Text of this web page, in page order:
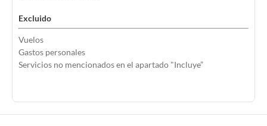
Excluido
Vuelos
Gastos personales
Servicios no mencionados en el apartado "Incluye”